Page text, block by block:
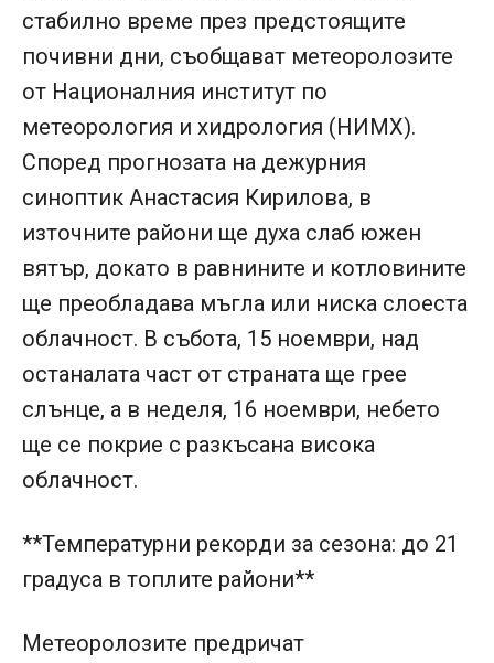
стабилно време през предстоящите
почивни дни, съобщават метеоролозите
от Националния институт по
метеорология и хидрология (НИМХ).
Според прогнозата на дежурния
синоптик Анастасия Кирилова, в
източните райони ще духа слаб южен
вятър, докато в равнините и котловините
ще преобладава мъгла или ниска слоеста
облачност. В събота, 15 ноември, над
останалата част от страната ще грее
слънце, а в неделя, 16 ноември, небето
ще се покрие с разкъсана висока
облачност.
**Температурни рекорди за сезона: до 21
градуса в топлите райони**
Метеоролозите предричат